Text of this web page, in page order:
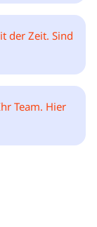
der Zeit. Sind
Team. Hier